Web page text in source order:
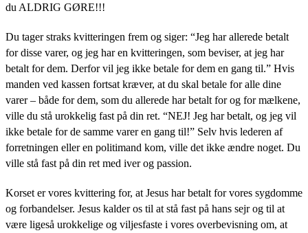
du ALDRIG GØRE!!!
Du tager straks kvitteringen frem og siger: “Jeg har allerede betalt
for disse varer, og jeg har en kvitteringen, som beviser, at jeg har
betalt for dem. Derfor vil jeg ikke betale for dem en gang til.” Hvis
manden ved kassen fortsat kræver, at du skal betale for alle dine
varer – både for dem, som du allerede har betalt for og for mælkene,
ville du stå urokkelig fast på din ret. “NEJ! Jeg har betalt, og jeg vil
ikke betale for de samme varer en gang til!” Selv hvis lederen af
forretningen eller en politimand kom, ville det ikke ændre noget. Du
ville stå fast på din ret med iver og passion.
Korset er vores kvittering for, at Jesus har betalt for vores sygdomme
og forbandelser. Jesus kalder os til at stå fast på hans sejr og til at
være ligeså urokkelige og viljesfaste i vores overbevisning om, at